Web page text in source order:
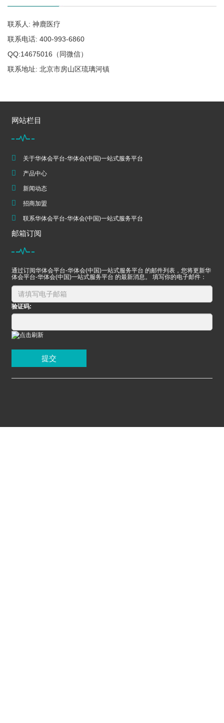
联系人: 神鹿医疗
联系电话: 400-993-6860
QQ:14675016（同微信）
联系地址: 北京市房山区琉璃河镇
网站栏目
关于华体会平台-华体会(中国)一站式服务平台
产品中心
新闻动态
招商加盟
联系华体会平台-华体会(中国)一站式服务平台
邮箱订阅
通过订阅华体会平台-华体会(中国)一站式服务平台 的邮件列表，您将更新华
体会平台-华体会(中国)一站式服务平台 的最新消息。 填写你的电子邮件：
验证码:
提交